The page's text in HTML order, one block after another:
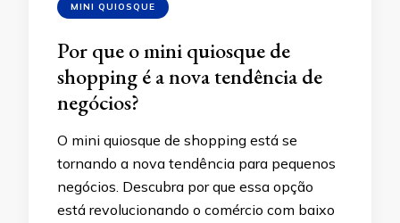
MINI QUIOSQUE
Por que o mini quiosque de
shopping é a nova tendência de
negócios?
O mini quiosque de shopping está se
tornando a nova tendência para pequenos
negócios. Descubra por que essa opção
está revolucionando o comércio com baixo